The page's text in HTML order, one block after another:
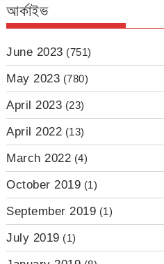
আর্কাইভ
June 2023 (751)
May 2023 (780)
April 2023 (23)
April 2022 (13)
March 2022 (4)
October 2019 (1)
September 2019 (1)
July 2019 (1)